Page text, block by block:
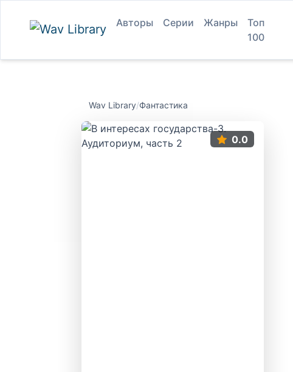
Авторы Серии Жанры
Топ
100
Wav Library/Фантастика
0.0